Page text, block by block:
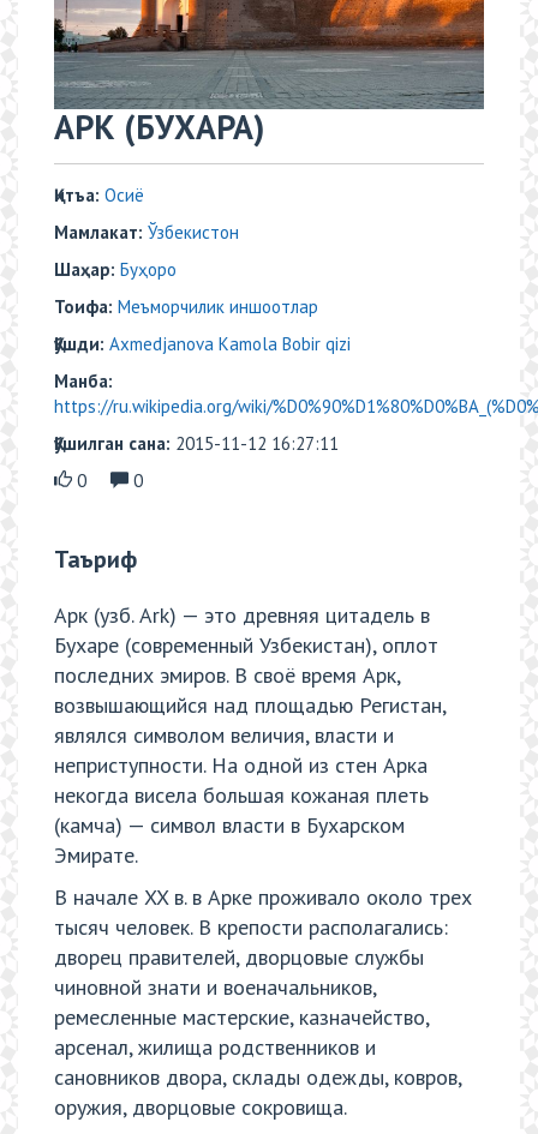
АРК (БУХАРА)
Қитъа: Осиё
Мамлакат: Ўзбекистон
Шаҳар: Буҳоро
Тоифа: Меъморчилик иншоотлар
Қўшди: Axmedjanova Kamola Bobir qizi
Манба:
https://ru.wikipedia.org/wiki/
Қўшилган сана: 2015-11-12 16:27:11
0
0
Таъриф
Арк (узб. Ark) — это древняя цитадель в
Бухаре (современный Узбекистан), оплот
последних эмиров. В своё время Арк,
возвышающийся над площадью Регистан,
являлся символом величия, власти и
неприступности. На одной из стен Арка
некогда висела большая кожаная плеть
(камча) — символ власти в Бухарском
Эмирате.
В начале XX в. в Арке проживало около трех
тысяч человек. В крепости располагались:
дворец правителей, дворцовые службы
чиновной знати и военачальников,
ремесленные мастерские, казначейство,
арсенал, жилища родственников и
сановников двора, склады одежды, ковров,
оружия, дворцовые сокровища.